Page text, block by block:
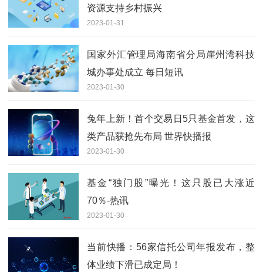
资源支持乡村振兴
2023-01-31
国家外汇管理局海南省分局崖州湾科技
城办事处成立 每日短讯
2023-01-30
兔年上新！首个交易日5只基金首发，这
类产品获抢先布局 世界快播报
2023-01-30
基金“独门股”曝光！这只股已大涨近
70％-热讯
2023-01-30
当前快播：56家信托公司年报发布，整
体业绩下滑已成定局！